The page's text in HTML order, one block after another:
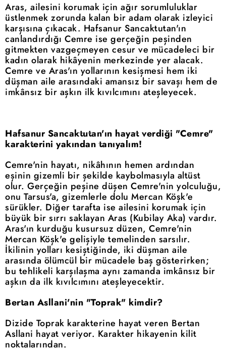
Aras, ailesini korumak için ağır sorumluluklar
üstlenmek zorunda kalan bir adam olarak izleyici
karşısına çıkacak. Hafsanur Sancaktutan'ın
canlandırdığı Cemre ise gerçeğin peşinden
gitmekten vazgeçmeyen cesur ve mücadeleci bir
kadın olarak hikâyenin merkezinde yer alacak.
Cemre ve Aras'ın yollarının kesişmesi hem iki
düşman aile arasındaki amansız bir savaşı hem de
imkânsız bir aşkın ilk kıvılcımını ateşleyecek.
Hafsanur Sancaktutan'ın hayat verdiği "Cemre"
karakterini yakından tanıyalım!
Cemre'nin hayatı, nikâhının hemen ardından
eşinin gizemli bir şekilde kaybolmasıyla altüst
olur. Gerçeğin peşine düşen Cemre'nin yolculuğu,
onu Tarsus'a, gizemlerle dolu Mercan Köşk'e
sürükler. Diğer tarafta ise ailesini korumak için
büyük bir sırrı saklayan Aras (Kubilay Aka) vardır.
Aras'ın kurduğu kusursuz düzen, Cemre'nin
Mercan Köşk'e gelişiyle temelinden sarsılır.
İkilinin yolları kesiştiğinde, iki düşman aile
arasında ölümcül bir mücadele baş gösterirken;
bu tehlikeli karşılaşma aynı zamanda imkânsız bir
aşkın da ilk kıvılcımını ateşleyecektir.
Bertan Asllani'nin "Toprak" kimdir?
Dizide Toprak karakterine hayat veren Bertan
Asllani hayat veriyor. Karakter hikayenin kilit
noktalarından.